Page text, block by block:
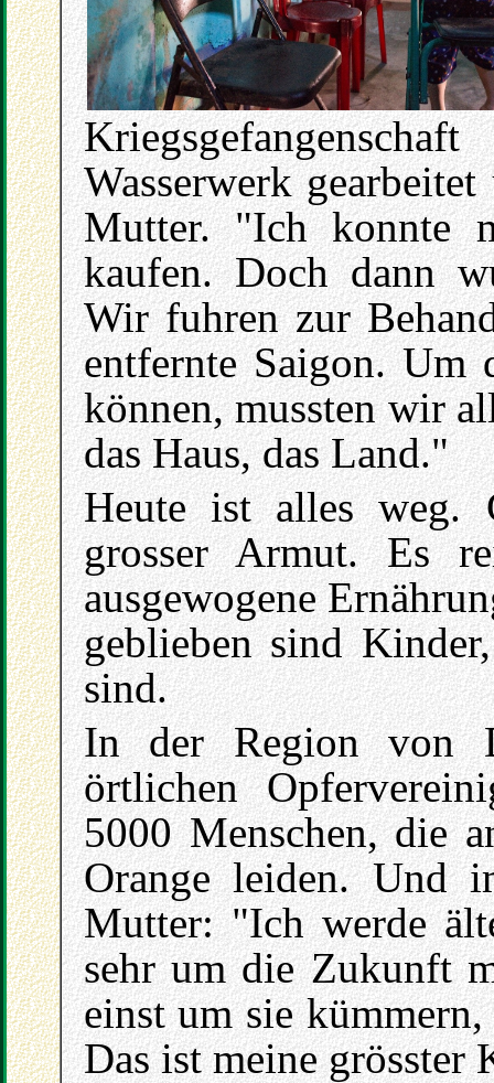
Wasserwerk
Mutter. "Ich konnte
kaufen. Doch dann
Wir fuhren zur
entfernte Saigon. Um
können, mussten wir
das Haus, das Land."
Heute ist alles weg.
grosser Armut. Es
ausgewogene
geblieben sind
sind.
In der Region von
örtlichen
5000 Menschen, die
Orange leiden. Und
Mutter: "Ich werde
sehr um die Zukunft
einst um sie
Das ist meine grösster